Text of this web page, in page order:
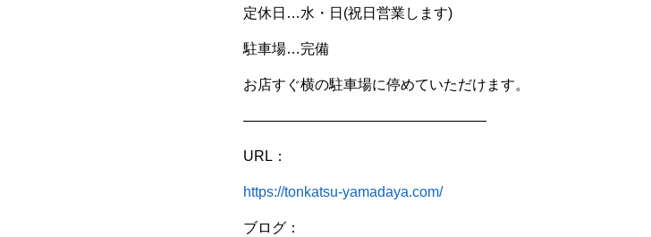
定休日…水・日(祝日営業します)
駐車場…完備
お店すぐ横の駐車場に停めていただけます。
—————————————————
URL：
https://tonkatsu-yamadaya.com/
ブログ：